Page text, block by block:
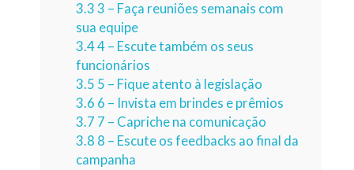
3.3 3 – Faça reuniões semanais com
sua equipe
3.44 – Escute também os seus
funcionários
3.5 5 – Fique atento à legislação
3.6 6 – Invista em brindes e prêmios
3.7 7 – Capriche na comunicação
3.8 8 – Escute os feedbacks ao final da
campanha